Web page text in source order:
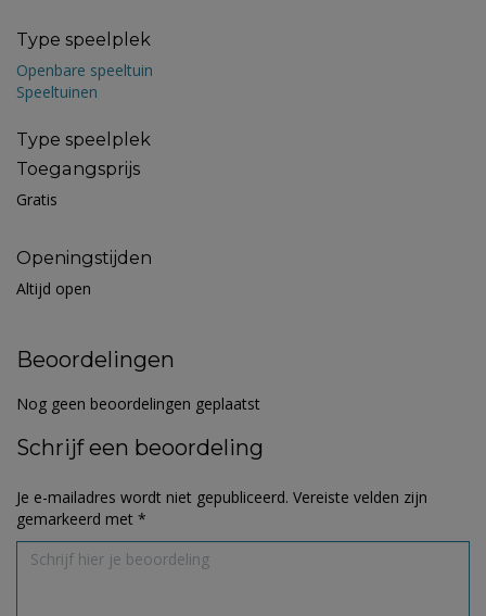
Type speelplek
Openbare speeltuin
Speeltuinen
Type speelplek
Toegangsprijs
Gratis
Openingstijden
Altijd open
Beoordelingen
Nog geen beoordelingen geplaatst
Schrijf een beoordeling
Je e-mailadres wordt niet gepubliceerd. Vereiste velden zijn
gemarkeerd met *